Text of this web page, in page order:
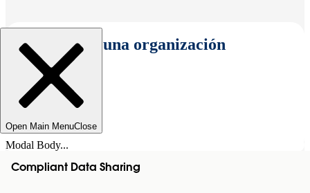
Seleccionar una organización
Open Main MenuClose
Modal Body...
Compliant Data Sharing